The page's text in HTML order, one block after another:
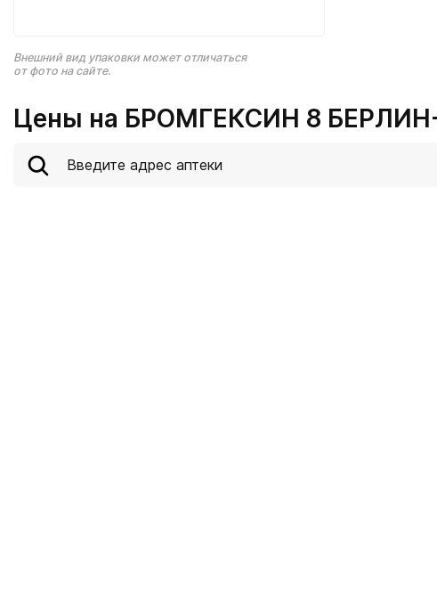
Внешний вид упаковки может отличаться
от фото на сайте.
Цены на БРОМГЕКСИН 8